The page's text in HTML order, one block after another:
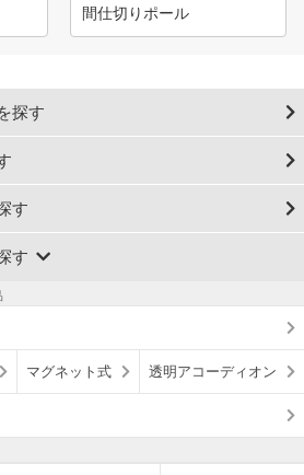
間仕切りポール
探す
す
す
マグネット式 透明アコーディオン